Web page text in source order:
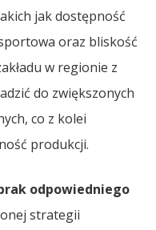
jak dostępność
oraz bliskość
w regionie z
do zwiększonych
co z kolei
produkcji.
odpowiedniego
strategii